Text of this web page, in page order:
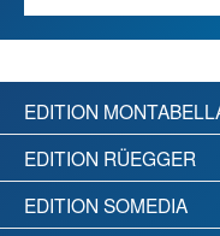
EDITION
EDITION RÜEGGER
EDITION SOMEDIA